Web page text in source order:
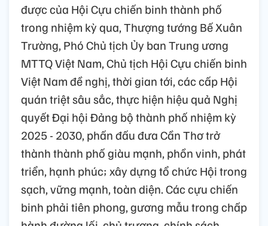
được của Hội Cựu chiến binh thành phố
trong nhiệm kỳ qua, Thượng tướng Bế Xuân
Trường, Phó Chủ tịch Ủy ban Trung ương
MTTQ Việt Nam, Chủ tịch Hội Cựu chiến binh
Việt Nam đề nghị, thời gian tới, các cấp Hội
quán triệt sâu sắc, thực hiện hiệu quả Nghị
quyết Đại hội Đảng bộ thành phố nhiệm kỳ
2025 - 2030, phấn đấu đưa Cần Thơ trở
thành thành phố giàu mạnh, phồn vinh, phát
triển, hạnh phúc; xây dựng tổ chức Hội trong
sạch, vững mạnh, toàn diện. Các cựu chiến
binh phải tiên phong, gương mẫu trong chấp